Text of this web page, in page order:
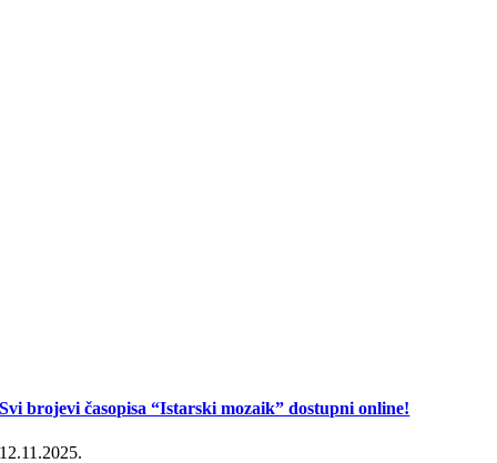
Svi brojevi časopisa “Istarski mozaik” dostupni online!
12.11.2025.